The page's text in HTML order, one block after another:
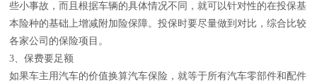
些小事故，而且根据车辆的具体情况不同，就可以针对性的在投保基
本险种的基础上增减附加险保障。投保时要尽量做到对比，综合比较
各家公司的保险项目。
3、保费要足额
如果车主用汽车的价值换算汽车保险，就等于所有汽车零部件和配件